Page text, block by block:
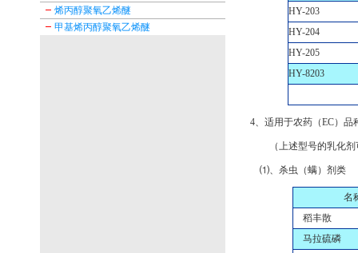
烯丙醇聚氧乙烯醚
甲基烯丙醇聚氧乙烯醚
HY-203
HY-204
HY-205
HY-8203
4、适用于农药（EC）品
（上述型号的乳化剂
⑴、杀虫（螨）剂类
名
稻丰散
马拉硫磷